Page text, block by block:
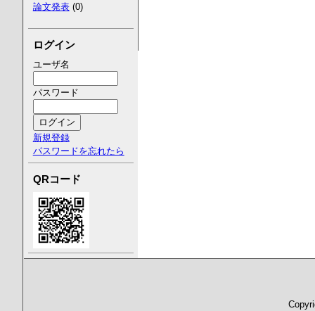
論文発表(0)
ログイン
ユーザ名
パスワード
新規登録
パスワードを忘れたら
QRコード